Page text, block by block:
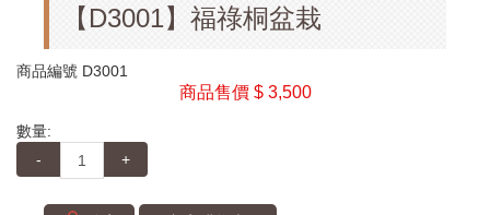
【D3001】福祿桐盆栽
商品編號 D3001
商品售價 $ 3,500
數量:
-
+